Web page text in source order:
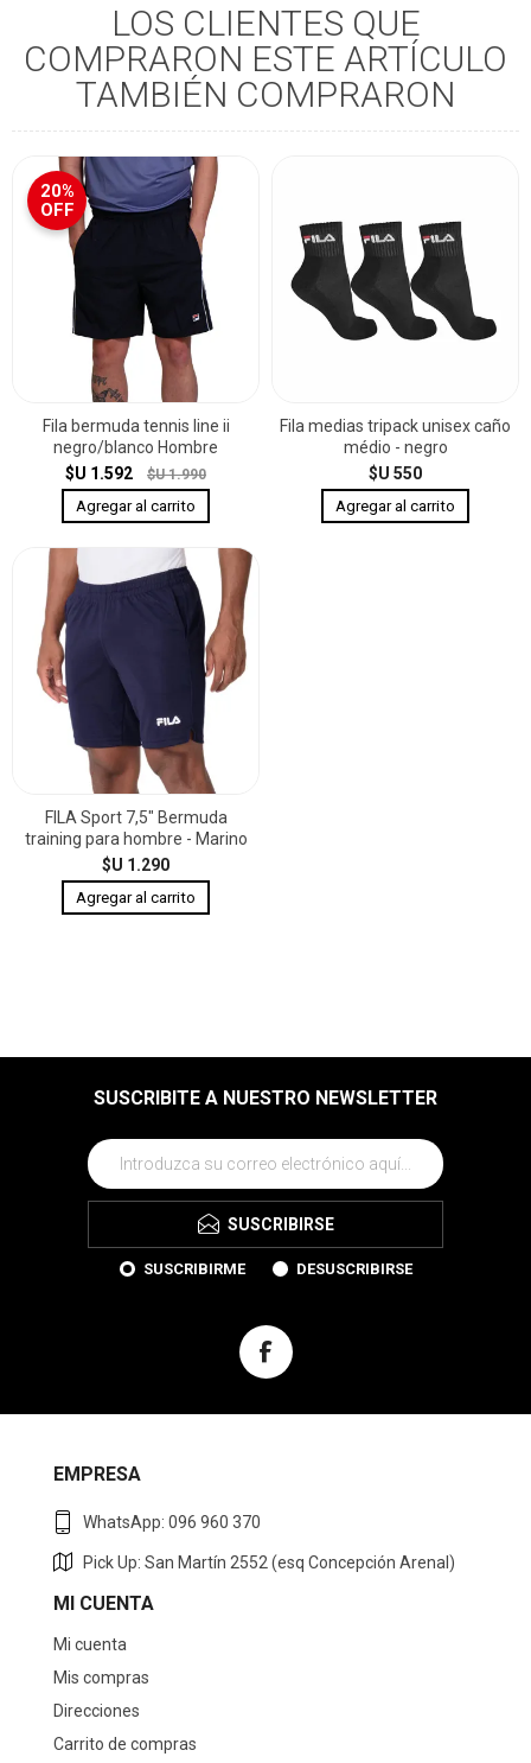
LOS CLIENTES QUE
COMPRARON ESTE ARTÍCULO
TAMBIÉN COMPRARON
20%
OFF
Fila bermuda tennis line ii
negro/blanco Hombre
$U 1.592
$U 1.990
Fila medias tripack unisex caño
médio - negro
$U 550
FILA Sport 7,5" Bermuda
training para hombre - Marino
$U 1.290
SUSCRIBITE A NUESTRO NEWSLETTER
SUSCRIBIRSE
SUSCRIBIRME DESUSCRIBIRSE
EMPRESA
WhatsApp: 096 960 370
Pick Up: San Martín 2552 (esq Concepción Arenal)
MI CUENTA
Mi cuenta
Mis compras
Direcciones
Carrito de compras